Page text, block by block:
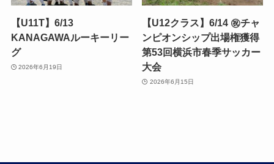
【U11T】6/13
KANAGAWAルーキーリー
グ
2026年6月19日
【U12クラス】6/14 ㊗️チャ
ンピオンシップ出場権獲得
第53回横浜市春季サッカー
大会
2026年6月15日